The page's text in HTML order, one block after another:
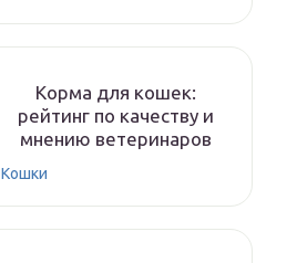
Корма для кошек:
рейтинг по качеству и
мнению ветеринаров
Кошки